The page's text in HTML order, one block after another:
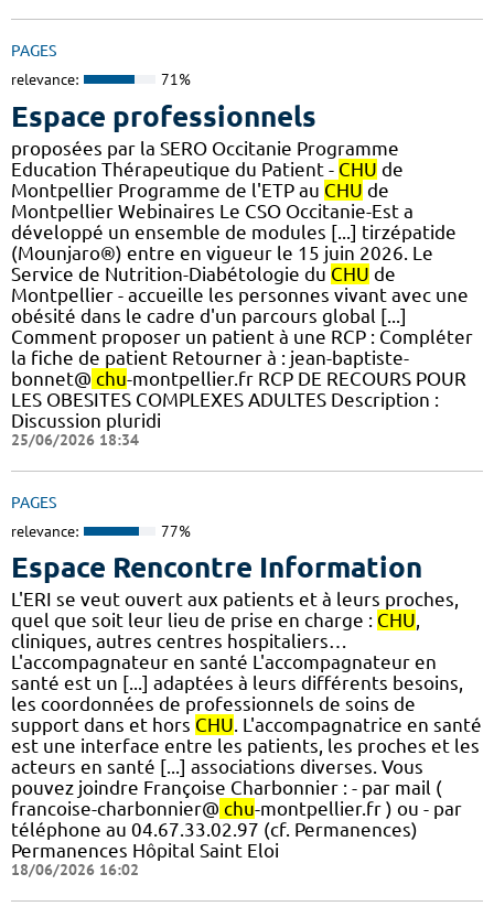
PAGES
relevance: 71%
Espace professionnels
proposées par la SERO Occitanie Programme
Education Thérapeutique du Patient - CHU de
Montpellier Programme de l'ETP au CHU de
Montpellier Webinaires Le CSO Occitanie-Est a
développé un ensemble de modules [...] tirzépatide
(Mounjaro®) entre en vigueur le 15 juin 2026. Le
Service de Nutrition-Diabétologie du CHU de
Montpellier - accueille les personnes vivant avec une
obésité dans le cadre d'un parcours global [...]
Comment proposer un patient à une RCP : Compléter
la fiche de patient Retourner à : jean-baptiste-
bonnet@ chu-montpellier.fr RCP DE RECOURS POUR
LES OBESITES COMPLEXES ADULTES Description :
Discussion pluridi
25/06/2026 18:34
PAGES
relevance: 77%
Espace Rencontre Information
L'ERI se veut ouvert aux patients et à leurs proches,
quel que soit leur lieu de prise en charge : CHU,
cliniques, autres centres hospitaliers…
L'accompagnateur en santé L'accompagnateur en
santé est un [...] adaptées à leurs différents besoins,
les coordonnées de professionnels de soins de
support dans et hors CHU. L'accompagnatrice en santé
est une interface entre les patients, les proches et les
acteurs en santé [...] associations diverses. Vous
pouvez joindre Françoise Charbonnier : - par mail (
francoise-charbonnier@ chu-montpellier.fr ) ou - par
téléphone au 04.67.33.02.97 (cf. Permanences)
Permanences Hôpital Saint Eloi
18/06/2026 16:02